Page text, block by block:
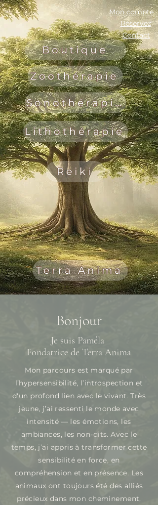
Réservez
Contact
Mon compte
Boutique
Zoothérapie
Sonothérapie
Lithothérapie
Reiki
Terra Anima
Bonjour
Je suis Paméla
Fondatrice de Terra Anima
Mon parcours est marqué par
l’hypersensibilité, l’introspection et
d'un profond lien avec le vivant.​ Très
jeune, j’ai ressenti le monde avec
intensité — les émotions, les
ambiances, les non-dits. Avec le
temps, j’ai appris à transformer cette
sensibilité en force, en
compréhension et en présence. ​Les
animaux ont toujours été des alliés
précieux dans mon cheminement,